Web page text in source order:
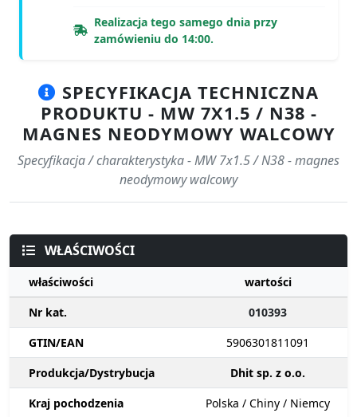
Realizacja tego samego dnia przy
zamówieniu do 14:00.
SPECYFIKACJA TECHNICZNA
PRODUKTU - MW 7X1.5 / N38 -
MAGNES NEODYMOWY WALCOWY
Specyfikacja / charakterystyka - MW 7x1.5 / N38 - magnes
neodymowy walcowy
WŁAŚCIWOŚCI
właściwości
wartości
Nr kat.
010393
GTIN/EAN
5906301811091
Produkcja/Dystrybucja
Dhit sp. z o.o.
Kraj pochodzenia
Polska / Chiny / Niemcy